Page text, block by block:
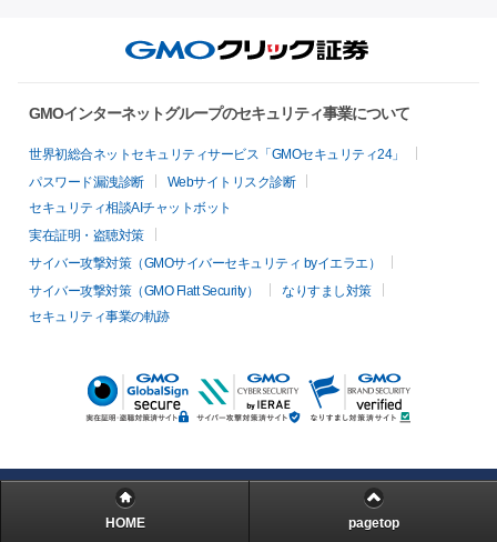
GMOインターネットグループのセキュリティ事業について
世界初総合ネットセキュリティサービス「GMOセキュリティ24」
パスワード漏洩診断
Webサイトリスク診断
セキュリティ相談AIチャットボット
実在証明・盗聴対策
サイバー攻撃対策（GMOサイバーセキュリティ byイエラエ）
サイバー攻撃対策（GMO Flatt Security）
なりすまし対策
セキュリティ事業の軌跡
HOME pagetop